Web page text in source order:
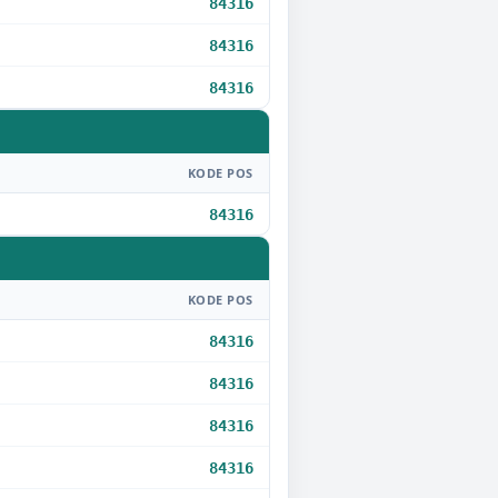
84316
84316
KODE POS
84316
KODE POS
84316
84316
84316
84316